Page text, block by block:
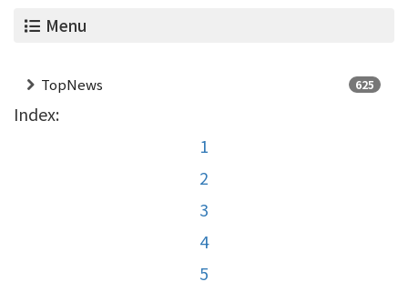
Menu
TopNews 625
Index:
1
2
3
4
5